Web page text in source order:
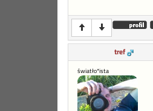
tref
światło*ista